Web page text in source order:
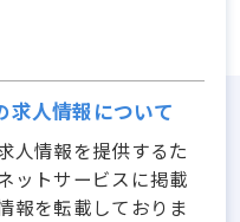
求人情報について
人情報を提供するた
ットサービスに掲載
報を転載しておりま